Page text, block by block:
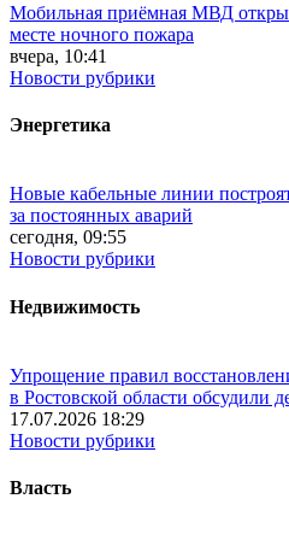
Мобильная приёмная МВД
месте ночного пожара
вчера, 10:41
Новости рубрики
Энергетика
Новые кабельные линии
за постоянных аварий
сегодня, 09:55
Новости рубрики
Недвижимость
Упрощение правил
в Ростовской области обсудили
17.07.2026 18:29
Новости рубрики
Власть